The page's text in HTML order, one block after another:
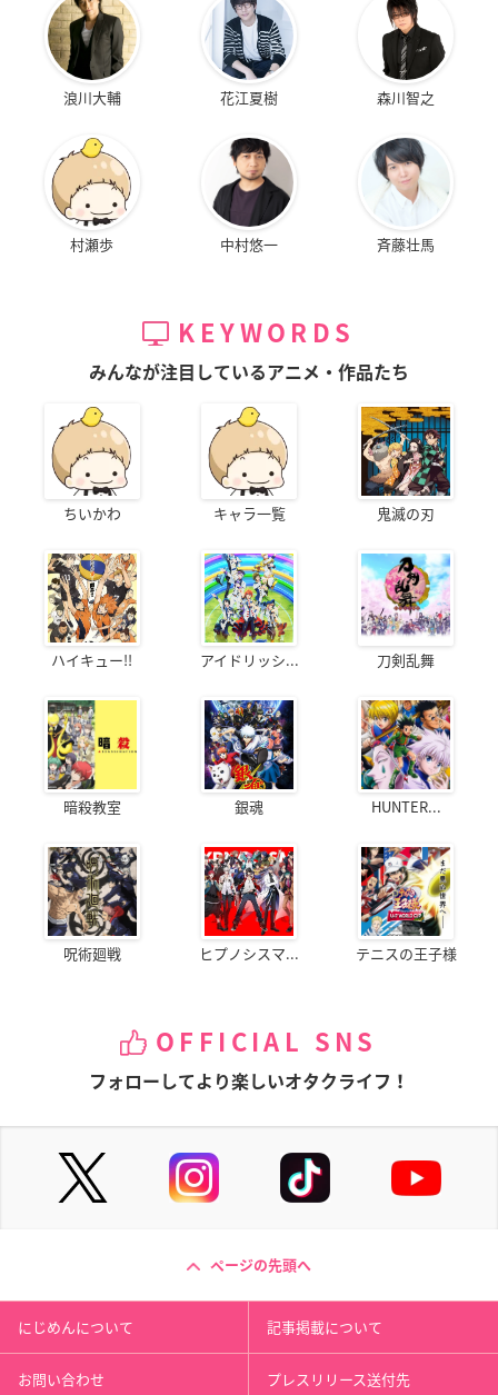
浪川大輔 花江夏樹 森川智之
村瀬歩 中村悠一 斉藤壮馬
KEYWORDS
みんなが注目しているアニメ・作品たち
ちいかわ キャラ一覧 鬼滅の刃
ハイキュー!! アイドリッシ... 刀剣乱舞
暗殺教室 銀魂 HUNTER...
呪術廻戦 ヒプノシスマ... テニスの王子様
OFFICIAL SNS
フォローしてより楽しいオタクライフ！
ページの先頭へ
にじめんについて 記事掲載について
お問い合わせ プレスリリース送付先